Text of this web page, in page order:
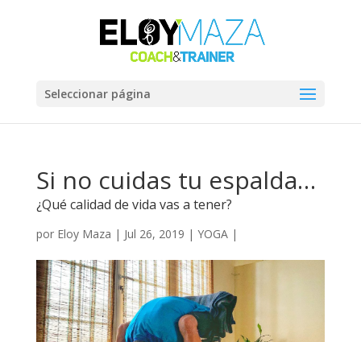
Seleccionar página
Si no cuidas tu espalda…
¿Qué calidad de vida vas a tener?
por Eloy Maza | Jul 26, 2019 | YOGA|